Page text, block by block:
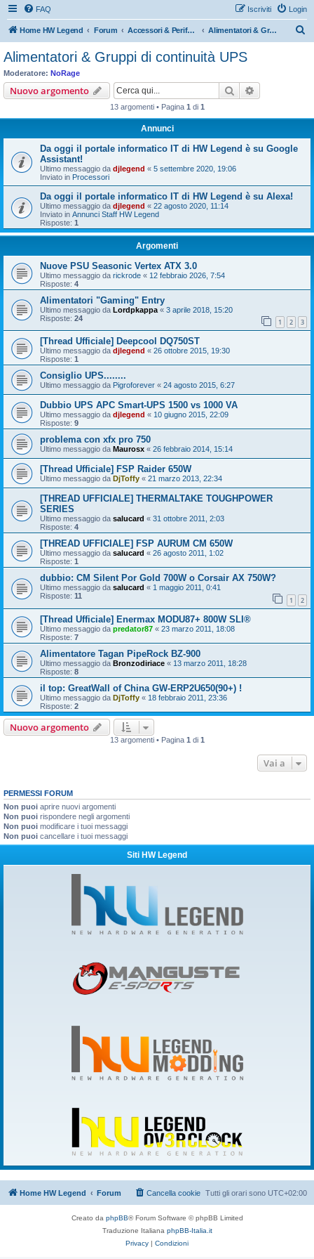
FAQ Login
Iscriviti
Home HW Legend Forum Accessori & Periferiche Hardware Alimentatori & Gruppi di continuità UPS
Alimentatori & Gruppi di continuità UPS
Moderatore: NoRage
Nuovo argomento Cerca
13 argomenti • Pagina 1 di 1
Annunci
Da oggi il portale informatico IT di HW Legend è su Google
Assistant!
Ultimo messaggio da djlegend « 5 settembre 2020, 19:06
Inviato in Processori
Da oggi il portale informatico IT di HW Legend è su Alexa!
Ultimo messaggio da djlegend « 22 agosto 2020, 11:14
Inviato in Annunci Staff HW Legend
Risposte: 1
Argomenti
Nuove PSU Seasonic Vertex ATX 3.0
Ultimo messaggio da rickrode « 12 febbraio 2026, 7:54
Risposte: 4
Alimentatori "Gaming" Entry
Ultimo messaggio da Lordpkappa « 3 aprile 2018, 15:20
Risposte: 24 1 2 3
[Thread Ufficiale] Deepcool DQ750ST
Ultimo messaggio da djlegend « 26 ottobre 2015, 19:30
Risposte: 1
Consiglio UPS........
Ultimo messaggio da Pigroforever « 24 agosto 2015, 6:27
Dubbio UPS APC Smart-UPS 1500 vs 1000 VA
Ultimo messaggio da djlegend « 10 giugno 2015, 22:09
Risposte: 9
problema con xfx pro 750
Ultimo messaggio da Maurosx « 26 febbraio 2014, 15:14
[Thread Ufficiale] FSP Raider 650W
Ultimo messaggio da DjToffy « 21 marzo 2013, 22:34
[THREAD UFFICIALE] THERMALTAKE TOUGHPOWER
SERIES
Ultimo messaggio da salucard « 31 ottobre 2011, 2:03
Risposte: 4
[THREAD UFFICIALE] FSP AURUM CM 650W
Ultimo messaggio da salucard « 26 agosto 2011, 1:02
Risposte: 1
dubbio: CM Silent Por Gold 700W o Corsair AX 750W?
Ultimo messaggio da salucard « 1 maggio 2011, 0:41
Risposte: 11 1 2
[Thread Ufficiale] Enermax MODU87+ 800W SLI®
Ultimo messaggio da predator87 « 23 marzo 2011, 18:08
Risposte: 7
Alimentatore Tagan PipeRock BZ-900
Ultimo messaggio da Bronzodiriace « 13 marzo 2011, 18:28
Risposte: 8
il top: GreatWall of China GW-ERP2U650(90+) !
Ultimo messaggio da DjToffy « 18 febbraio 2011, 23:36
Risposte: 2
Nuovo argomento
13 argomenti • Pagina 1 di 1
Vai a
PERMESSI FORUM
Non puoi aprire nuovi argomenti
Non puoi rispondere negli argomenti
Non puoi modificare i tuoi messaggi
Non puoi cancellare i tuoi messaggi
Siti HW Legend
Home HW Legend Forum Tutti gli orari sono UTC+02:00
Cancella cookie
Creato da phpBB® Forum Software © phpBB Limited
Traduzione Italiana phpBB-Italia.it
Privacy | Condizioni